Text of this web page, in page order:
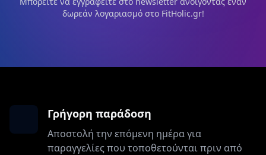
δωρεάν λογαριασμό στο FitHolic.gr!
Γρήγορη παράδοση
Αποστολή την επόμενη ημέρα για
παραγγελίες που τοποθετούνται πριν από